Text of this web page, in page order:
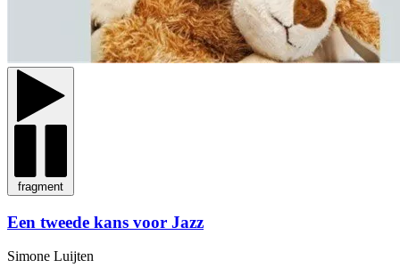
fragment
Een tweede kans voor Jazz
Simone Luijten